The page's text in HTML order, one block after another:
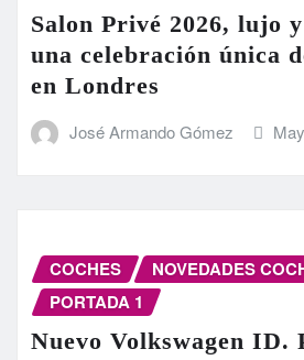
Salon Privé 2026, lujo
una celebración única
en Londres
José Armando Gómez
COCHES
NOVEDADES
PORTADA 1
Nuevo Volkswagen ID.